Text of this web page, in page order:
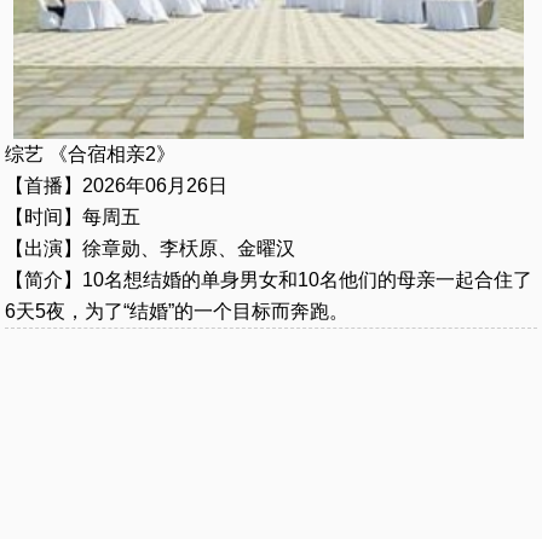
综艺 《合宿相亲2》
【首播】2026年06月26日
【时间】每周五
【出演】徐章勋、李枖原、金曜汉
【简介】10名想结婚的单身男女和10名他们的母亲一起合住了
6天5夜，为了“结婚”的一个目标而奔跑。